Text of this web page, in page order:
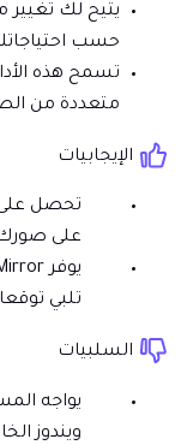
يتيح لك
حسب
تسمح هذه
متعددة من
الإيجابيات
تحصل على
على
تلبي
السلبيات
يواجه
ويندوز